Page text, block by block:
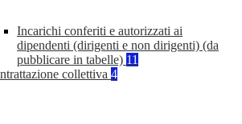
Incarichi conferiti e autorizzati ai
dipendenti (dirigenti e non dirigenti) (da
pubblicare in tabelle) 11
collettiva 4